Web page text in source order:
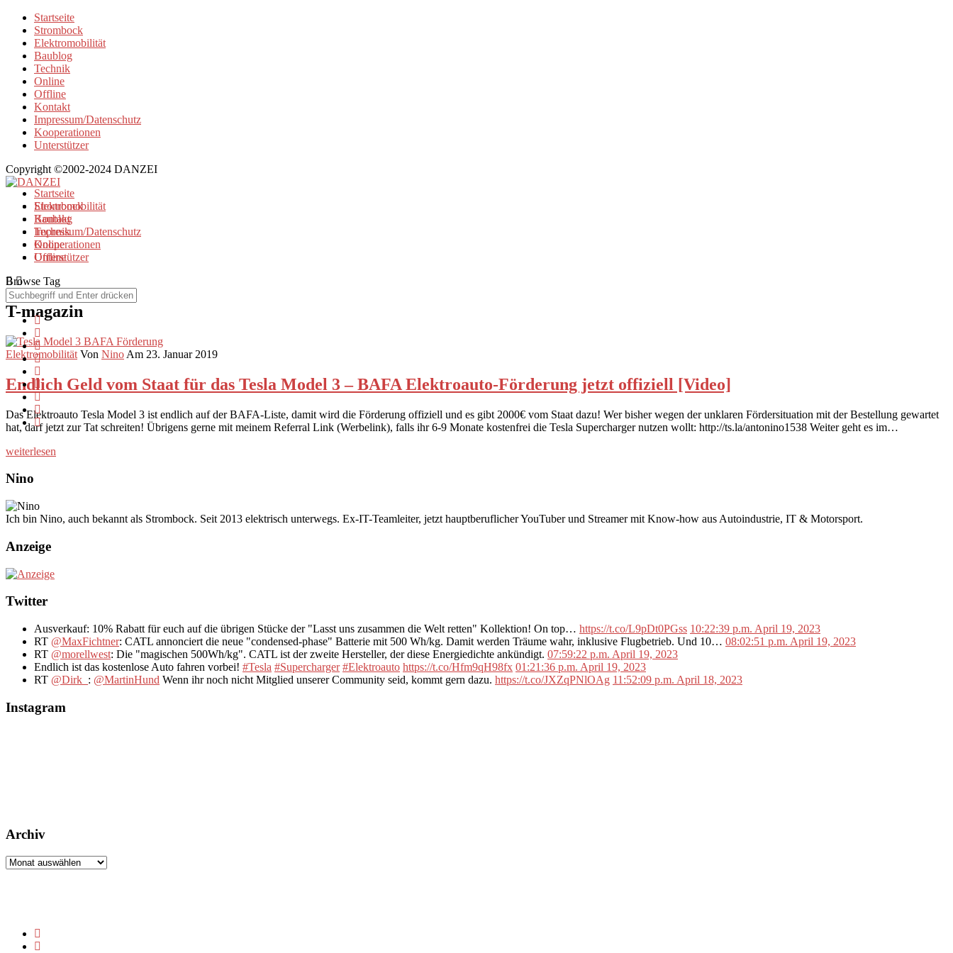
Startseite
Strombock
Elektromobilität
Baublog
Technik
Online
Offline
Kontakt
Impressum/Datenschutz
Kooperationen
Unterstützer
Copyright ©2002-2024 DANZEI
Startseite
Strombock
Kontakt
Impressum/Datenschutz
Kooperationen
Unterstützer
Elektromobilität
Baublog
Technik
Online
Offline
Browse Tag
T-magazin
Elektromobilität Von Nino Am 23. Januar 2019
Endlich Geld vom Staat für das Tesla Model 3 – BAFA Elektroauto-Förderung jetzt offiziell [Video]
Das Elektroauto Tesla Model 3 ist endlich auf der BAFA-Liste, damit wird die Förderung offiziell und es gibt 2000€ vom Staat dazu! Wer bisher wegen der unklaren Fördersituation mit der Bestellung gewartet
hat, darf jetzt zur Tat schreiten! Übrigens gerne mit meinem Referral Link (Werbelink), falls ihr 6-9 Monate kostenfrei die Tesla Supercharger nutzen wollt: http://ts.la/antonino1538 Weiter geht es im…
weiterlesen
Nino
Ich bin Nino, auch bekannt als Strombock. Seit 2013 elektrisch unterwegs. Ex-IT-Teamleiter, jetzt hauptberuflicher YouTuber und Streamer mit Know-how aus Autoindustrie, IT & Motorsport.
Anzeige
Twitter
Ausverkauf: 10% Rabatt für euch auf die übrigen Stücke der "Lasst uns zusammen die Welt retten" Kollektion! On top… https://t.co/L9pDt0PGss 10:22:39 p.m. April 19, 2023
RT @MaxFichtner: CATL annonciert die neue "condensed-phase" Batterie mit 500 Wh/kg. Damit werden Träume wahr, inklusive Flugbetrieb. Und 10… 08:02:51 p.m. April 19, 2023
RT @morellwest: Die "magischen 500Wh/kg". CATL ist der zweite Hersteller, der diese Energiedichte ankündigt. 07:59:22 p.m. April 19, 2023
Endlich ist das kostenlose Auto fahren vorbei! #Tesla #Supercharger #Elektroauto https://t.co/Hfm9qH98fx 01:21:36 p.m. April 19, 2023
RT @Dirk_ : @MartinHund Wenn ihr noch nicht Mitglied unserer Community seid, kommt gern dazu. https://t.co/JXZqPNlOAg 11:52:09 p.m. April 18, 2023
Instagram
Archiv
Archiv